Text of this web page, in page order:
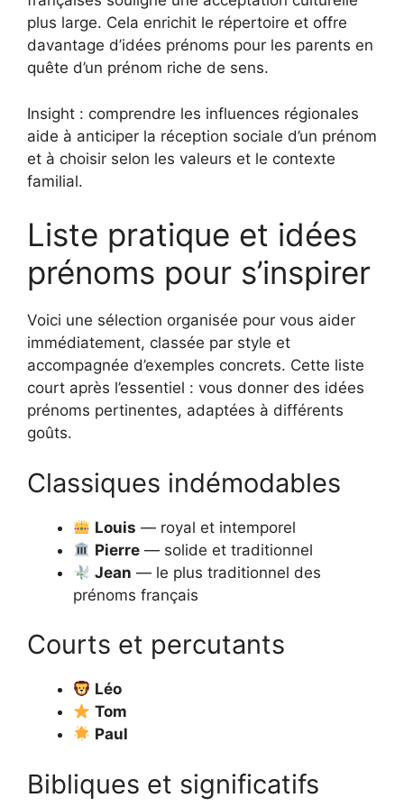
plus large. Cela enrichit le répertoire et offre
davantage d’idées prénoms pour les parents en
quête d’un prénom riche de sens.
Insight : comprendre les influences régionales
aide à anticiper la réception sociale d’un prénom
et à choisir selon les valeurs et le contexte
familial.
Liste pratique et idées
prénoms pour s’inspirer
Voici une sélection organisée pour vous aider
immédiatement, classée par style et
accompagnée d’exemples concrets. Cette liste
court après l’essentiel : vous donner des idées
prénoms pertinentes, adaptées à différents
goûts.
Classiques indémodables
Louis — royal et intemporel
Pierre — solide et traditionnel
Jean — le plus traditionnel des
prénoms français
Courts et percutants
Léo
Tom
Paul
Bibliques et significatifs